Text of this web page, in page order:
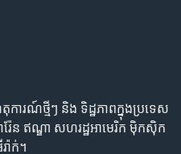
ការណ៍​ថ្មីៗ ​និង​ ទិដ្ឋភាព​ក្នុង​ប្រទេស​
រ៉ែន ឥណ្ឌា សហរដ្ឋ​អាមេរិក ម៉ិកស៊ិក
ាក់។